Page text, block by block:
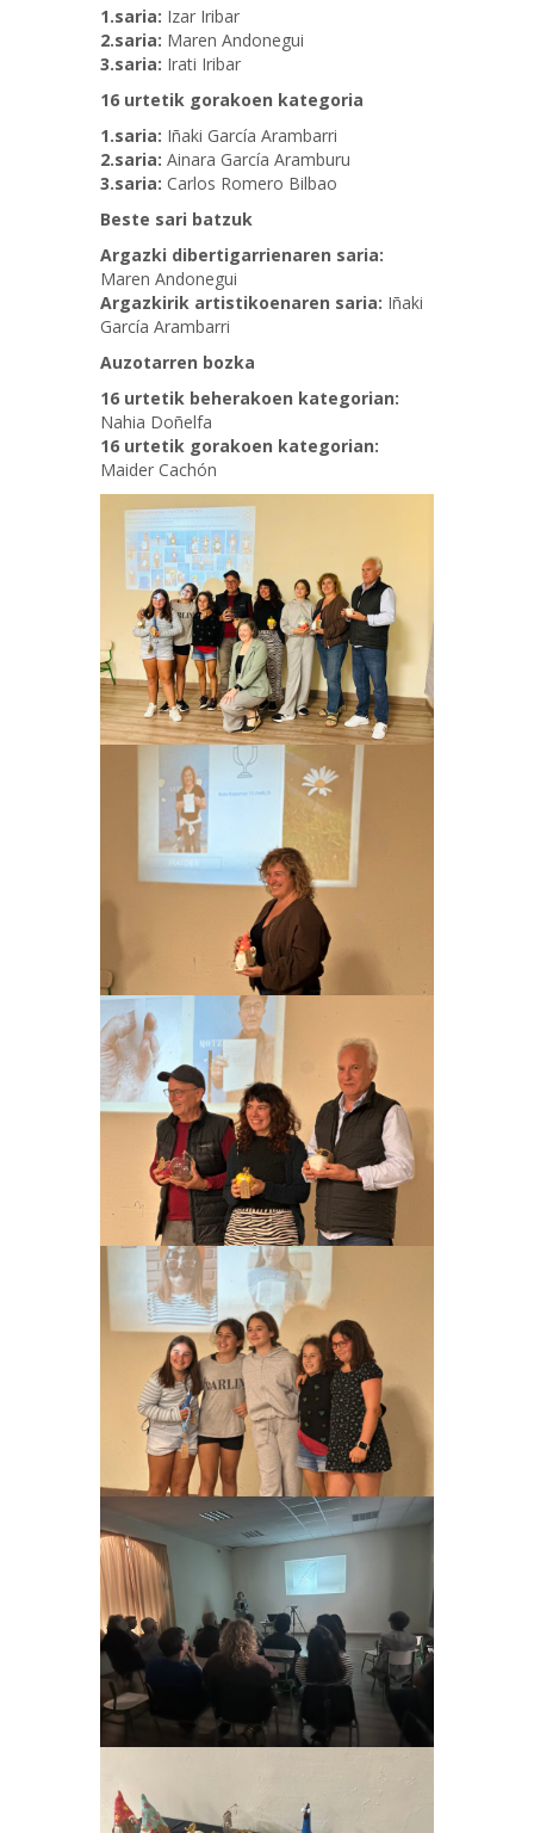
1.saria: Izar Iribar
2.saria: Maren Andonegui
3.saria: Irati Iribar
16 urtetik gorakoen kategoria
1.saria: Iñaki García Arambarri
2.saria: Ainara García Aramburu
3.saria: Carlos Romero Bilbao
Beste sari batzuk
Argazki dibertigarrienaren saria:
Maren Andonegui
Argazkirik artistikoenaren saria: Iñaki
García Arambarri
Auzotarren bozka
16 urtetik beherakoen kategorian:
Nahia Doñelfa
16 urtetik gorakoen kategorian:
Maider Cachón